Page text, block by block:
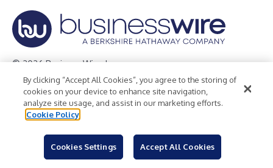
© 2026 Business Wire, Inc.
Privacy Policy Cookie Policy
Accessibility Statement
Terms of Use
Legal
By clicking “Accept All Cookies”, you agree to the storing of
cookies on your device to enhance site navigation,
analyze site usage, and assist in our marketing efforts.
Cookie Policy
Cookies Settings Accept All Cookies